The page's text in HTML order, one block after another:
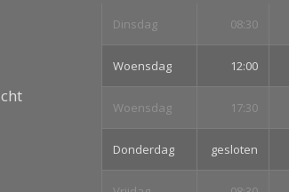
Dinsdag 08:30
Woensdag 12:00
Woensdag 17:30
Donderdag gesloten